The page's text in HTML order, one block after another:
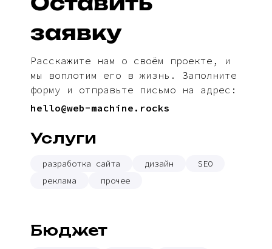
заявку
Расскажите нам о своём проекте, и
мы воплотим его в жизнь. Заполните
форму и отправьте письмо на адрес:
hello@web-machine.rocks
Услуги
разработка сайта дизайн
SEO
реклама
прочее
Бюджет